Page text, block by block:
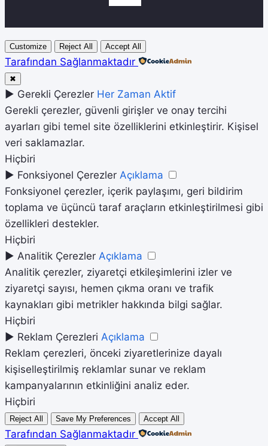
Customize Reject All Accept All
Tarafından Sağlanmaktadır
✖
► Gerekli Çerezler Her Zaman Aktif
Gerekli çerezler, güvenli girişler ve onay tercihi
ayarları gibi temel site özelliklerini etkinleştirir. Kişisel
veri saklamazlar.
Hiçbiri
► Fonksiyonel Çerezler Açıklama
Fonksiyonel çerezler, içerik paylaşımı, geri bildirim
toplama ve üçüncü taraf araçların etkinleştirilmesi gibi
özellikleri destekler.
Hiçbiri
► Analitik Çerezler Açıklama
Analitik çerezler, ziyaretçi etkileşimlerini izler ve
ziyaretçi sayısı, hemen çıkma oranı ve trafik
kaynakları gibi metrikler hakkında bilgi sağlar.
Hiçbiri
► Reklam Çerezleri Açıklama
Reklam çerezleri, önceki ziyaretlerinize dayalı
kişiselleştirilmiş reklamlar sunar ve reklam
kampanyalarının etkinliğini analiz eder.
Hiçbiri
Reject All Save My Preferences Accept All
Tarafından Sağlanmaktadır